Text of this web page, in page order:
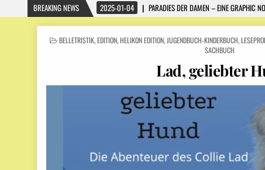
BREAKING NEWS
2025-01-04 PARADIES DER DAMEN – EINE GRAPHIC
POSTED IN
BELLETRISTIK,EDITION,HELIKON EDITION, JUGENDBUCH-KINDERBUCH,
SACHBUCH
Lad, geliebter